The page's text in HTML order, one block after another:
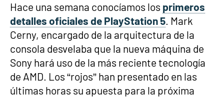
Hace una semana conocíamos los primeros
detalles oficiales de PlayStation 5. Mark
Cerny, encargado de la arquitectura de la
consola desvelaba que la nueva máquina de
Sony hará uso de la más reciente tecnología
de AMD. Los “rojos” han presentado en las
últimas horas su apuesta para la próxima